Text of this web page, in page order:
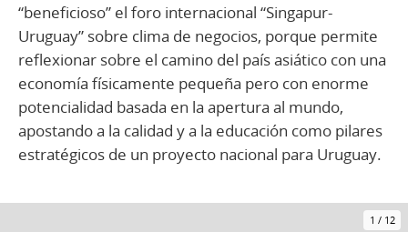
“beneficioso” el foro internacional “Singapur-
Uruguay” sobre clima de negocios, porque permite
reflexionar sobre el camino del país asiático con una
economía físicamente pequeña pero con enorme
potencialidad basada en la apertura al mundo,
apostando a la calidad y a la educación como pilares
estratégicos de un proyecto nacional para Uruguay.
1 / 12